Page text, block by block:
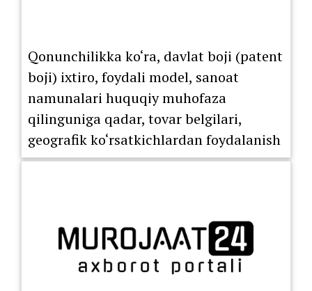
Qonunchilikka ko‘ra, davlat boji (patent
boji) ixtiro, foydali model, sanoat
namunalari huquqiy muhofaza
qilinguniga qadar, tovar belgilari,
geografik ko‘rsatkichlardan foydalanish
huquqini berish bo‘yicha litsenziya